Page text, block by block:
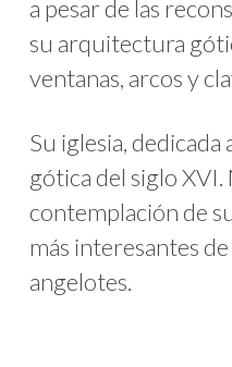
a pesar de las
su arquitectura
ventanas, arcos y
Su iglesia, dedicada
gótica del siglo XVI.
contemplación de
más interesantes
angelotes.